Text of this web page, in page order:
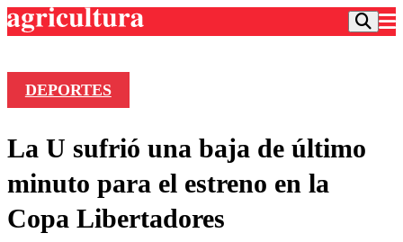
Frecuencias
Agricultura TV
Deportes
Colo Colo
Entretención
DEPORTES
La U sufrió una baja de último
minuto para el estreno en la
Copa Libertadores